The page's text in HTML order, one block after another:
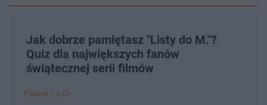
Jak dobrze pamiętasz "Listy do M."?
Quiz dla największych fanów
świątecznej serii filmów
Pytanie 1 z 22